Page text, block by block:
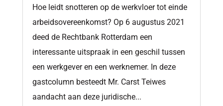
Hoe leidt snotteren op de werkvloer tot einde
arbeidsovereenkomst? Op 6 augustus 2021
deed de Rechtbank Rotterdam een
interessante uitspraak in een geschil tussen
een werkgever en een werknemer. In deze
gastcolumn besteedt Mr. Carst Teiwes
aandacht aan deze juridische...